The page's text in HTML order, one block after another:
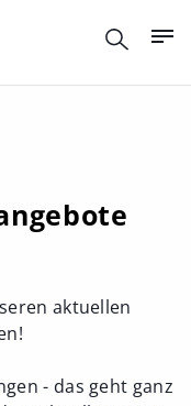
aktuellen
- das geht ganz